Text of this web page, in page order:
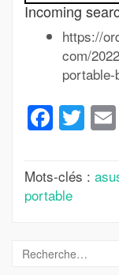
Incoming
https://
com/
Mots-clés :
portable